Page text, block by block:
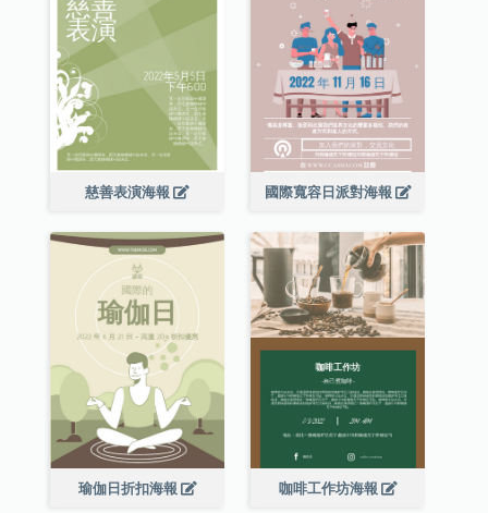
慈善表演海報 國際寬容日派對海報
瑜伽日折扣海報 咖啡工作坊海報